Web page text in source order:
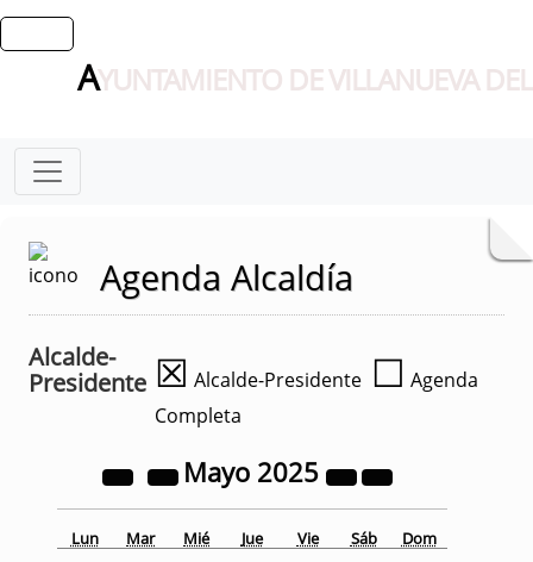
AYUNTAMIENTO DE VILLANUEVA
Agenda Alcaldía
Alcalde-
Presidente ☒ Alcalde-Presidente ☐ Agenda
Completa
Mayo 2025
Lun Mar Mié Jue Vie Sáb Dom